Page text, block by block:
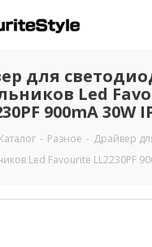
для
Led
900mA 30W
Каталог - Разное - Драйвер
Led Favourite LL2230PF